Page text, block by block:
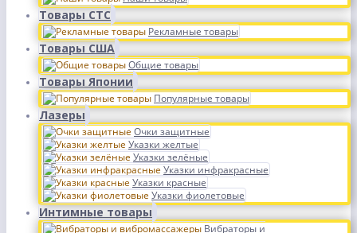
Товары СТС
Рекламные товары
Товары США
Общие товары
Товары Японии
Популярные товары
Лазеры
Очки защитные
Указки желтые
Указки зелёные
Указки инфракрасные
Указки красные
Указки фиолетовые
Интимные товары
Вибраторы и